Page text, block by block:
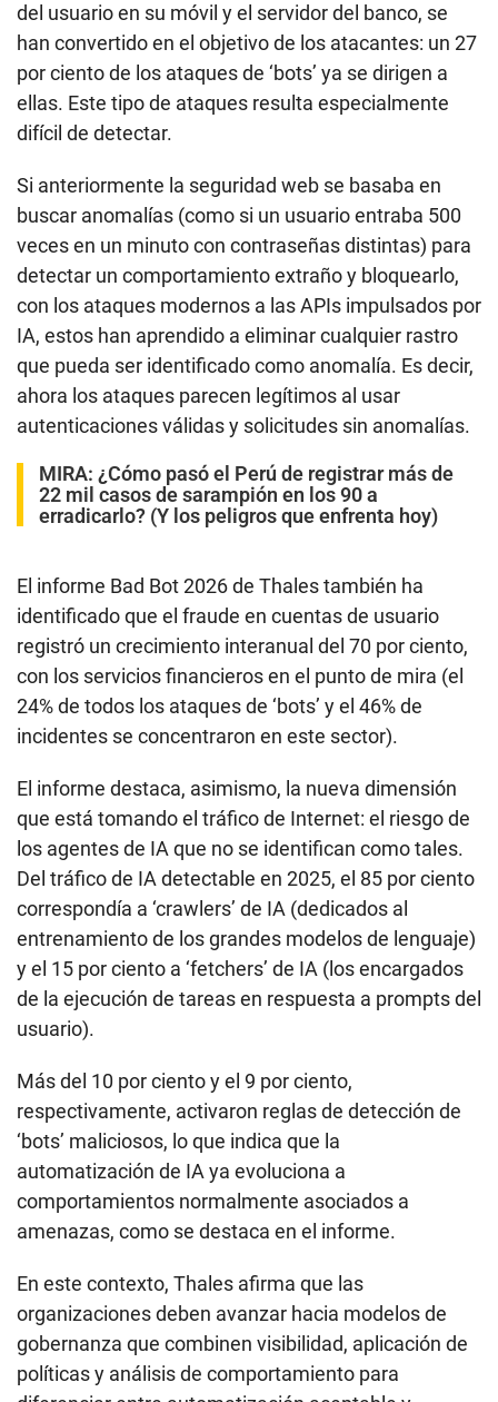
del usuario en su móvil y el servidor del banco, se
han convertido en el objetivo de los atacantes: un 27
por ciento de los ataques de ‘bots’ ya se dirigen a
ellas. Este tipo de ataques resulta especialmente
difícil de detectar.
Si anteriormente la seguridad web se basaba en
buscar anomalías (como si un usuario entraba 500
veces en un minuto con contraseñas distintas) para
detectar un comportamiento extraño y bloquearlo,
con los ataques modernos a las APIs impulsados por
IA, estos han aprendido a eliminar cualquier rastro
que pueda ser identificado como anomalía. Es decir,
ahora los ataques parecen legítimos al usar
autenticaciones válidas y solicitudes sin anomalías.
MIRA: ¿Cómo pasó el Perú de registrar más de
22 mil casos de sarampión en los 90 a
erradicarlo? (Y los peligros que enfrenta hoy)
El informe Bad Bot 2026 de Thales también ha
identificado que el fraude en cuentas de usuario
registró un crecimiento interanual del 70 por ciento,
con los servicios financieros en el punto de mira (el
24% de todos los ataques de ‘bots’ y el 46% de
incidentes se concentraron en este sector).
El informe destaca, asimismo, la nueva dimensión
que está tomando el tráfico de Internet: el riesgo de
los agentes de IA que no se identifican como tales.
Del tráfico de IA detectable en 2025, el 85 por ciento
correspondía a ‘crawlers’ de IA (dedicados al
entrenamiento de los grandes modelos de lenguaje)
y el 15 por ciento a ‘fetchers’ de IA (los encargados
de la ejecución de tareas en respuesta a prompts del
usuario).
Más del 10 por ciento y el 9 por ciento,
respectivamente, activaron reglas de detección de
‘bots’ maliciosos, lo que indica que la
automatización de IA ya evoluciona a
comportamientos normalmente asociados a
amenazas, como se destaca en el informe.
En este contexto, Thales afirma que las
organizaciones deben avanzar hacia modelos de
gobernanza que combinen visibilidad, aplicación de
políticas y análisis de comportamiento para